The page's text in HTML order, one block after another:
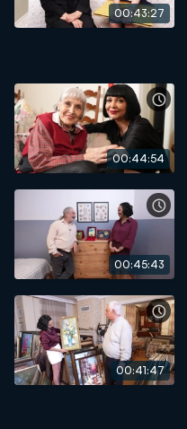
00:43:27
00:44:54
00:45:43
00:41:47